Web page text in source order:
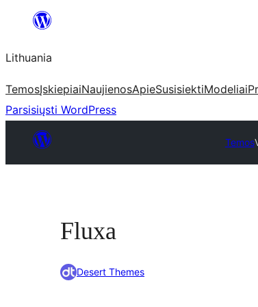
turinio
Lithuania
TemosĮskiepiaiNaujienosApieSusisiektiModeliai
Parsisiųsti WordPress
Temos
Fluxa
Desert Themes